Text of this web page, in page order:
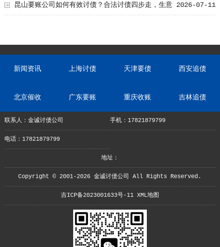
2026-07-11
昆山要账公司如何有效讨债？合法讨债四步走，生意
新闻资讯 上海讨债 天津要债 西安追债
北京催收 广东要账 重庆收账 吉林追债
联系人：金诚讨债公司 手机：17821879799
电话：17821879799
地址：
Copyright © 2001-2026 金诚讨债公司 All Rights Reserved.
吉ICP备2023001633号-11 XML地图